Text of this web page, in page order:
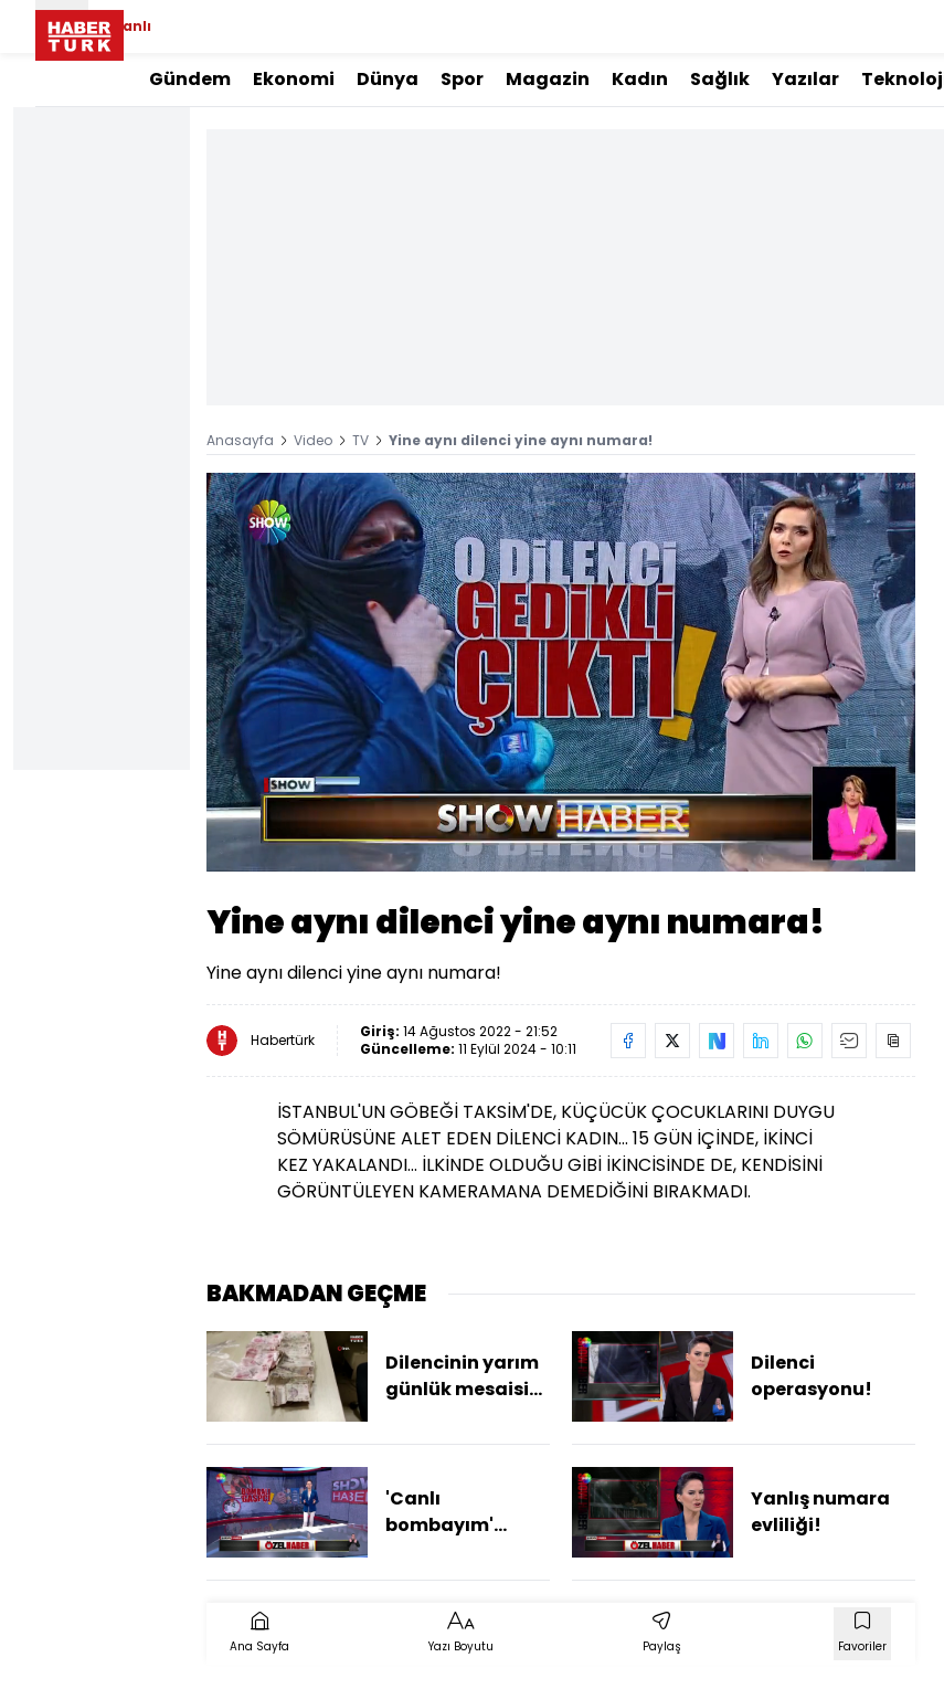
Canlı
Gündem Ekonomi Dünya Spor Magazin Kadın Sağlık Yazılar
Anasayfa Video TV Yine aynı dilenci yine aynı numara!
Yüklendi:
43.97%
Oynatma
Hızı
Yine aynı dilenci yine aynı numara!
Yine aynı dilenci yine aynı numara!
Habertürk Giriş: 14 Ağustos 2022 - 21:52
Güncelleme: 11 Eylül 2024 - 10:11
İSTANBUL'UN GÖBEĞİ TAKSİM'DE, KÜÇÜCÜK ÇOCUKLARINI DUYGU
SÖMÜRÜSÜNE ALET EDEN DİLENCİ KADIN... 15 GÜN İÇİNDE, İKİNCİ
KEZ YAKALANDI... İLKİNDE OLDUĞU GİBİ İKİNCİSİNDE DE, KENDİSİNİ
GÖRÜNTÜLEYEN KAMERAMANA DEMEDİĞİNİ BIRAKMADI.
BAKMADAN GEÇME
Dilencinin yarım
günlük mesaisi
bin 110 TL!
Dilenci
operasyonu!
'Canlı
bombayım'
gasp!
Yanlış numara
evliliği!
Ana Sayfa Yazı Boyutu Paylaş Favoriler